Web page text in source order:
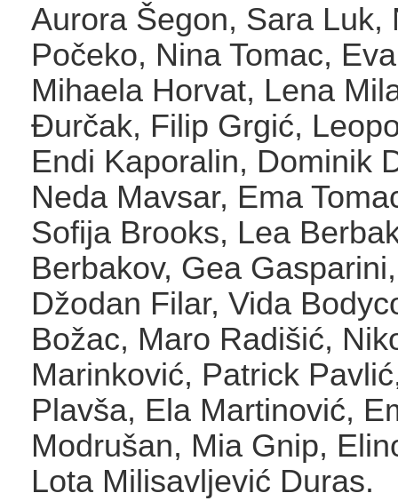
Aurora Šegon, Sara Luk,
Počeko, Nina Tomac,
Mihaela Horvat, Lena
Đurčak, Filip Grgić,
Endi Kaporalin, Dominik
Neda Mavsar, Ema
Sofija Brooks, Lea
Berbakov, Gea
Džodan Filar, Vida
Božac, Maro Radišić,
Marinković, Patrick
Plavša, Ela Martinović,
Modrušan, Mia Gnip,
Lota Milisavljević Duras.